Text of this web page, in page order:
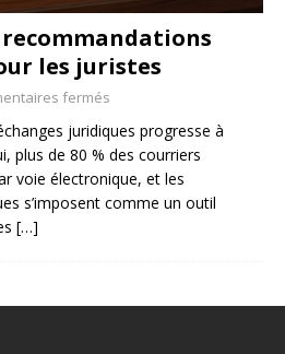
les juristes
fermés
juridiques progresse à
plus de 80 % des courriers
voie électronique, et les
s’imposent comme un outil
[…]